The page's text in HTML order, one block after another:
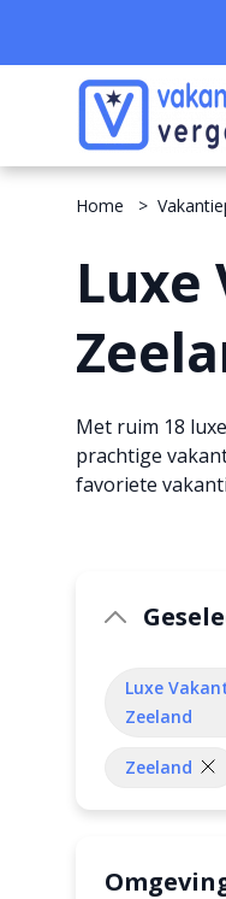
Home
Luxe
Met ruim 18
prachtige
favoriete
Luxe
Zeeland
Zeeland